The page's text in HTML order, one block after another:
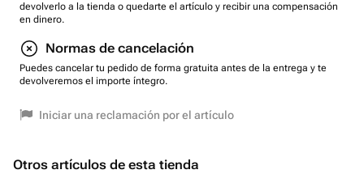
devolverlo a la tienda o quedarte el artículo y recibir una compensación
en dinero.
Normas de cancelación
Puedes cancelar tu pedido de forma gratuita antes de la entrega y te
devolveremos el importe íntegro.
Iniciar una reclamación por el artículo
Otros artículos de esta tienda